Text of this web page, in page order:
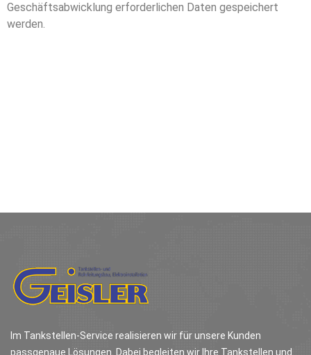
Geschäftsabwicklung erforderlichen Daten gespeichert
werden.
Im Tankstellen-Service realisieren wir für unsere Kunden
passgenaue Lösungen. Dabei begleiten wir Ihre Tankstellen und